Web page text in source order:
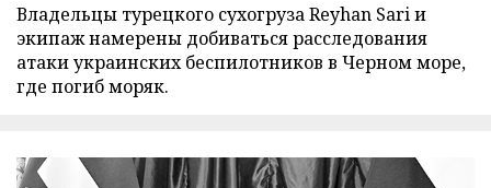
Владельцы турецкого сухогруза Reyhan Sari и
экипаж намерены добиваться расследования
атаки украинских беспилотников в Черном море,
где погиб моряк.